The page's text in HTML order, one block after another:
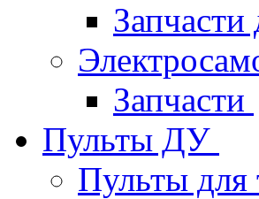
Запчасти
Пульты ДУ
Пульты для